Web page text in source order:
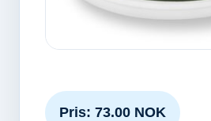
Pris: 73.00 NOK